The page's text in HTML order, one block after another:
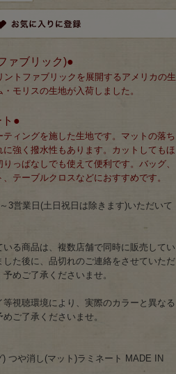
ァブリック)●
ントファブリックを展開するアメリカの生
モリスの生地が入荷しました。
ト●
ィングを施した生地です。マットの落ち
強く撥水性もあります。カットしてもほ
っぱなしでも使えて便利です。バッグ、
テーブルクロスなどにおすすめです。
3営業日(土日祝日は除きます)いただいて
る商品は、複数店舗で同時に販売してい
した後に、品切れのご連絡をさせていただ
めご了承くださいませ。
視聴環境により、実際のカラーと異なる
ご了承くださいませ。
つや消し(マット)ラミネート MADE IN